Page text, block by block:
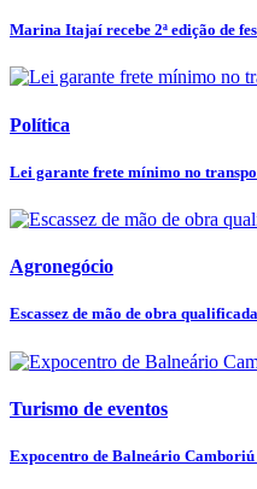
Marina Itajaí recebe 2ª edição de
Política
Lei garante frete mínimo no
Agronegócio
Escassez de mão de obra
Turismo de eventos
Expocentro de Balneário